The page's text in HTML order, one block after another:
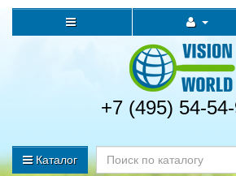
+7 (495) 54-
Каталог